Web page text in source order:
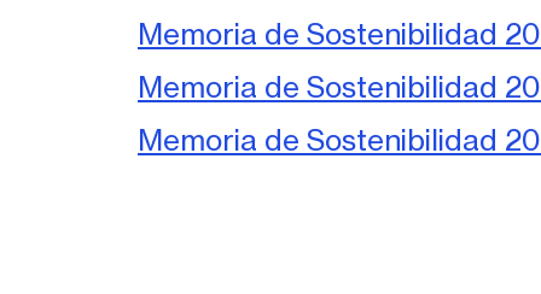
Memoria de Sostenibilidad
Memoria de Sostenibilidad
Memoria de Sostenibilidad